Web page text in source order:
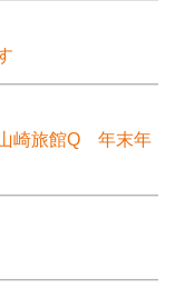
山崎旅館Q 年末年